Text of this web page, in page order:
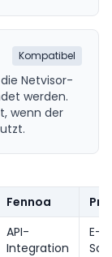
Kompatibel
Netvisor-
werden.
wenn der
Fennoa
API-
Integration
E-